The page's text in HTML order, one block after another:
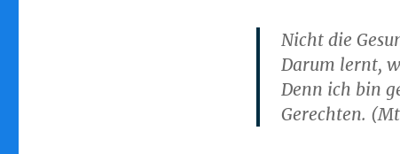
Nicht die
Darum lernt,
Denn ich bin
Gerechten.